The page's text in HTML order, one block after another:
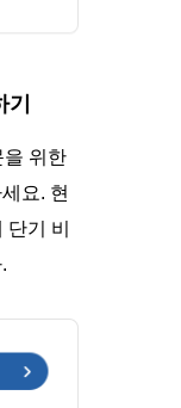
을 위한
요. 현
기 비